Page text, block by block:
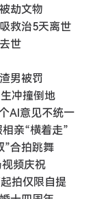
劫文物
救治5天离世
世
男被罚
冲撞倒地
AI意见不统一
亲“横着走”
”合拍跳舞
频庆祝
拍仅限自提